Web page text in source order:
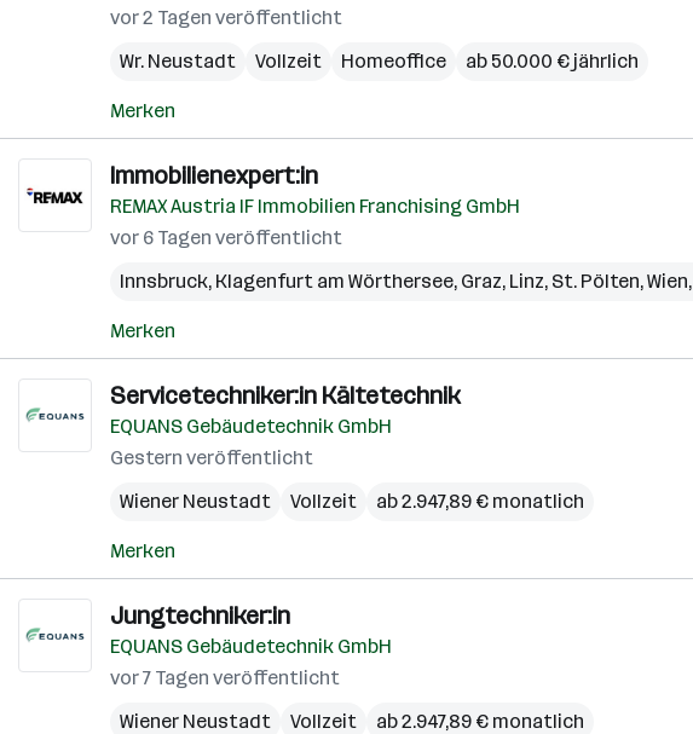
vor 2 Tagen veröffentlicht
Wr. Neustadt
Vollzeit Homeoffice ab 50.000 € jährlich
Merken
Immobilienexpert:in
REMAX Austria IF Immobilien Franchising GmbH
vor 6 Tagen veröffentlicht
Innsbruck, Klagenfurt am Wörthersee, Graz, Linz, St. Pölten,Wien,
Merken
Servicetechniker:in Kältetechnik
EQUANS Gebäudetechnik GmbH
Gestern veröffentlicht
Wiener Neustadt
Vollzeit ab 2.947,89 € monatlich
Merken
Jungtechniker:in
EQUANS Gebäudetechnik GmbH
vor 7 Tagen veröffentlicht
Wiener Neustadt
Vollzeit ab 2.947,89 € monatlich